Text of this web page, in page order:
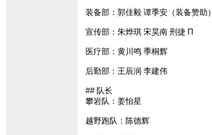
装备部：郭佳毅 谭季安（装备赞助）
宣传部：朱烨琪 宋昊南 刑捷 Π
医疗部：黄川鸣 季桐辉
后勤部：王辰润 李建伟
## 队长
攀岩队：姜怡星
越野跑队：陈德辉